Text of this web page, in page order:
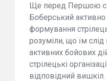
Ще перед Першою
Боберський
формування
розуміли, що їм слід
активних бойових
стрілецькі
відповідний